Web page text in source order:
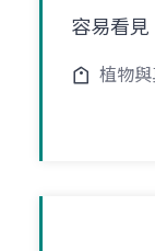
容易看見
植物與